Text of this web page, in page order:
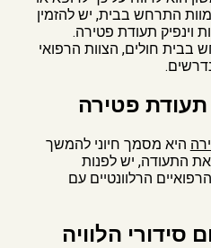
התרחש בבית, יש להזמין
וינפיק תעודת פטירה.
חולים, הצוות הרפואי
פטירה
היא מסמך חיוני להמשך
התעודה, יש לפנות
הרלוונטיים עם
סידורי הלוויה